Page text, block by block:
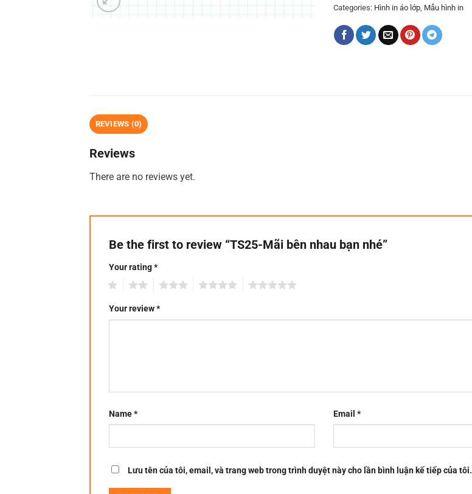
Categories: Hình in áo lớp, Mẫu hình in
REVIEWS (0)
Reviews
There are no reviews yet.
Be the first to review “TS25-Mãi bên nhau bạn nhé”
Your rating*
Your review*
Name* Email *
Lưu tên của tôi, email, và trang web trong trình duyệt này cho lần bình luận kế tiếp của tôi.